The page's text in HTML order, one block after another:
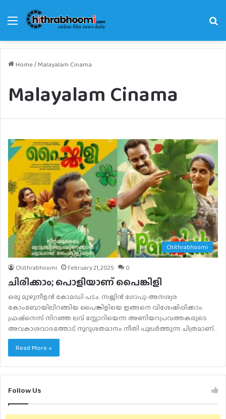
Menu
Home/ Malayalam Cinama
Malayalam Cinama
Chithrabhoomi
Chithrabhoomi February 21, 2025 0
ചിരിക്കാം; പൊളിയാണ് പൈങ്കിളി
ഒരു മുഴുനീളൻ കോമഡി പടം. സജിൻ ഗോപു-അനശ്വര
കോംബോയിലിറങ്ങിയ പൈങ്കിളിയെ ഇങ്ങനെ വിശേഷിപ്പിക്കാം.
ഫ്രഷ്‌നെസ് നിറഞ്ഞ ലവ് സ്റ്റോറിയെന്ന അണിയറപ്രവത്തകരുടെ
അവകാശവാദത്തോട് നൂറുശതമാനം നീതി പുലർത്തുന്ന ചിത്രമാണ്…
Read More »
Follow Us